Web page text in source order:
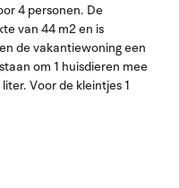
4 personen. De
van 44 m2 en is
de vakantiewoning een
om 1 huisdieren mee
Voor de kleintjes 1